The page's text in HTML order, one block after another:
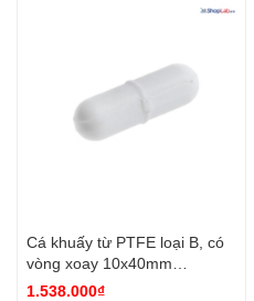
Cá khuấy từ PTFE loại B, có
vòng xoay 10x40mm
Finetech
1.538.000₫